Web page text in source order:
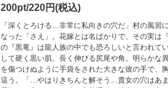
200pt/220円(税込)
「深くとろける…非常に私向きの穴だ」村の風習
なった「さえ」。花嫁とは名ばかりで、その実
の『黒竜』は龍人族の中でも恐ろしいと言われて
して硬く黒い肌、長く伸びる尻尾や角。明らかな
を傷つけぬように手袋をされた大きな彼の手で、
這う。「…やはりきちんと解そう…貴女の穴はあ